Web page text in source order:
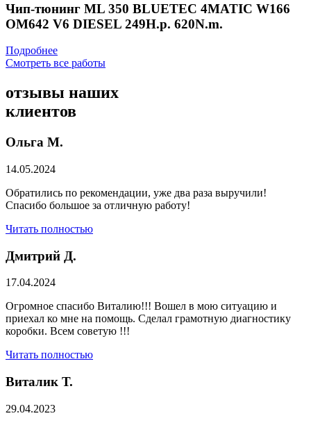
Чип-тюнинг ML 350 BLUETEC 4MATIC W166
OM642 V6 DIESEL 249H.p. 620N.m.
Подробнее
Смотреть все работы
отзывы наших
клиентов
Ольга М.
14.05.2024
Обратились по рекомендации, уже два раза выручили!
Спасибо большое за отличную работу!
Читать полностью
Дмитрий Д.
17.04.2024
Огромное спасибо Виталию!!! Вошел в мою ситуацию и
приехал ко мне на помощь. Сделал грамотную диагностику
коробки. Всем советую !!!
Читать полностью
Виталик Т.
29.04.2023